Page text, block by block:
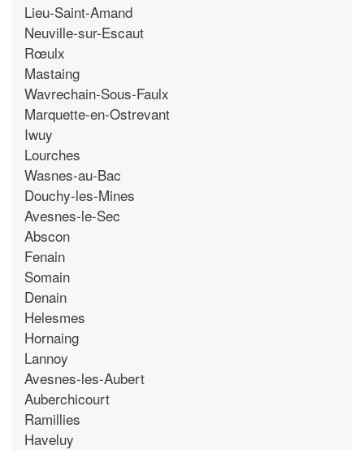
Lieu-Saint-Amand
Neuville-sur-Escaut
Rœulx
Mastaing
Wavrechain-Sous-Faulx
Marquette-en-Ostrevant
Iwuy
Lourches
Wasnes-au-Bac
Douchy-les-Mines
Avesnes-le-Sec
Abscon
Fenain
Somain
Denain
Helesmes
Hornaing
Lannoy
Avesnes-les-Aubert
Auberchicourt
Ramillies
Haveluy